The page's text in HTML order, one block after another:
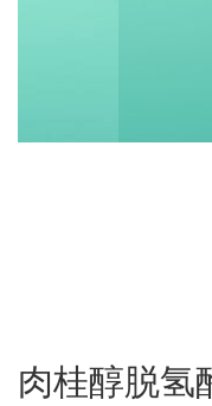
肉桂醇脱氢